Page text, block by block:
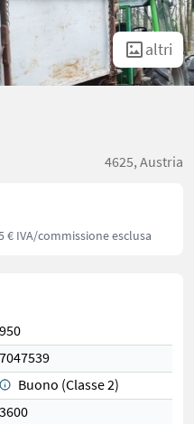
altri
4625, Austria
€ IVA/commissione esclusa
950
7047539
Buono (Classe 2)
3600